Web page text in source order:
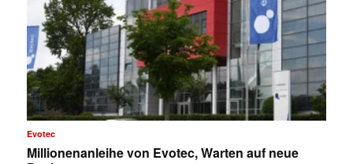
Evotec
Millionenanleihe von Evotec, Warten auf neue